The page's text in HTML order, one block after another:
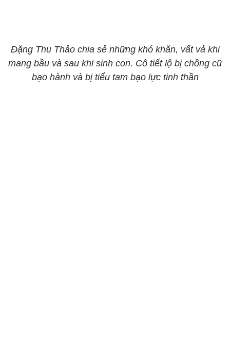
Đặng Thu Thảo chia sẻ những khó khăn, vất vả khi
mang bầu và sau khi sinh con. Cô tiết lộ bị chồng cũ
bạo hành và bị tiểu tam bạo lực tinh thần